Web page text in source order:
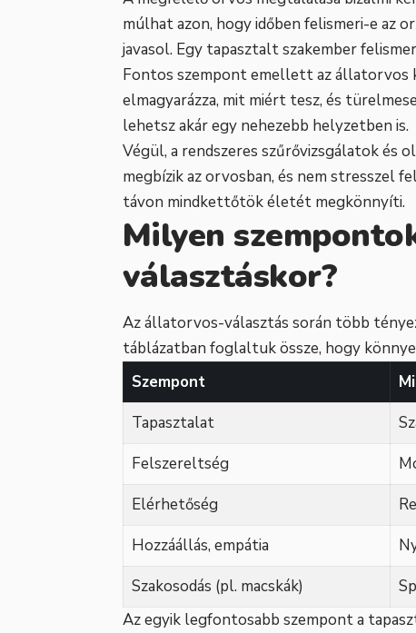
múlhat azon, hogy időben felismeri-e az
javasol. Egy tapasztalt szakember
Fontos szempont emellett az állatorvos
elmagyarázza, mit miért tesz, és
lehetsz akár egy nehezebb helyzetben is.
Végül, a rendszeres szűrővizsgálatok és
megbízik az orvosban, és nem stresszel
távon mindkettőtök életét megkönnyíti.
Milyen
választáskor?
Az állatorvos-választás során több
táblázatban foglaltuk össze, hogy
Szempont
Tapasztalat
Felszereltség
Elérhetőség
Hozzáállás, empátia
Szakosodás (pl. macskák)
Az egyik legfontosabb szempont a